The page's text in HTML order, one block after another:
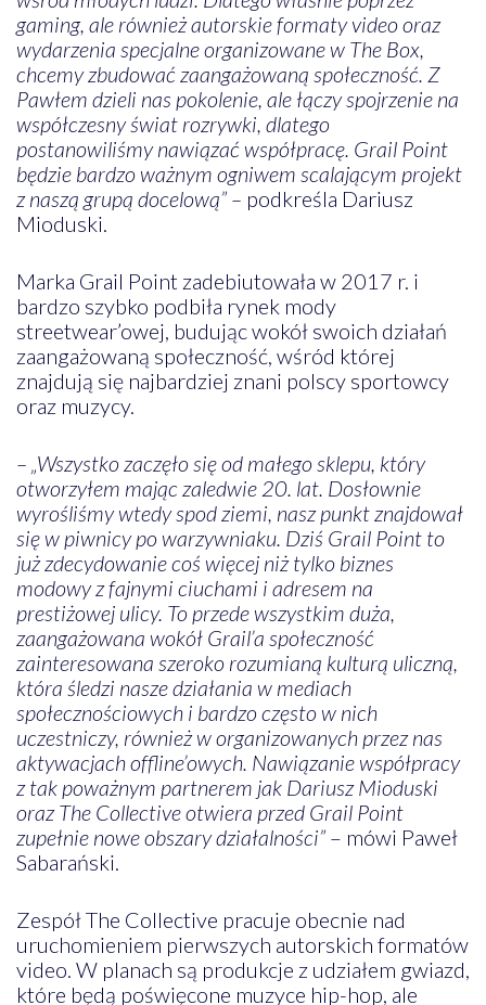
gaming, ale również autorskie formaty video oraz
wydarzenia specjalne organizowane w The Box,
chcemy zbudować zaangażowaną społeczność. Z
Pawłem dzieli nas pokolenie, ale łączy spojrzenie na
współczesny świat rozrywki, dlatego
postanowiliśmy nawiązać współpracę. Grail Point
będzie bardzo ważnym ogniwem scalającym projekt
z naszą grupą docelową” – podkreśla Dariusz
Mioduski.
Marka Grail Point zadebiutowała w 2017 r. i
bardzo szybko podbiła rynek mody
streetwear’owej, budując wokół swoich działań
zaangażowaną społeczność, wśród której
znajdują się najbardziej znani polscy sportowcy
oraz muzycy.
– „Wszystko zaczęło się od małego sklepu, który
otworzyłem mając zaledwie 20. lat. Dosłownie
wyrośliśmy wtedy spod ziemi, nasz punkt znajdował
się w piwnicy po warzywniaku. Dziś Grail Point to
już zdecydowanie coś więcej niż tylko biznes
modowy z fajnymi ciuchami i adresem na
prestiżowej ulicy. To przede wszystkim duża,
zaangażowana wokół Grail’a społeczność
zainteresowana szeroko rozumianą kulturą uliczną,
która śledzi nasze działania w mediach
społecznościowych i bardzo często w nich
uczestniczy, również w organizowanych przez nas
aktywacjach offline’owych. Nawiązanie współpracy
z tak poważnym partnerem jak Dariusz Mioduski
oraz The Collective otwiera przed Grail Point
zupełnie nowe obszary działalności” – mówi Paweł
Sabarański.
Zespół The Collective pracuje obecnie nad
uruchomieniem pierwszych autorskich formatów
video. W planach są produkcje z udziałem gwiazd,
które będą poświęcone muzyce hip-hop, ale